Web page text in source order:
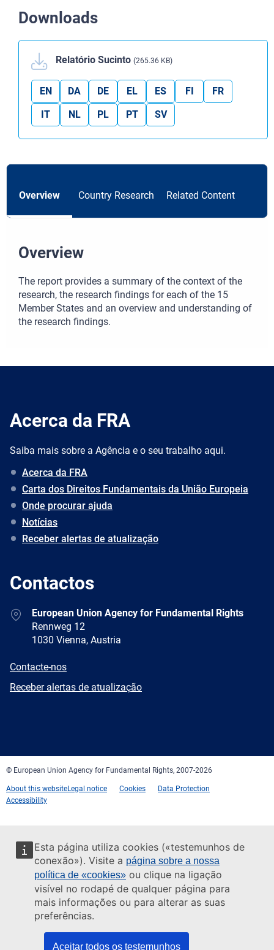
Esta página utiliza cookies («testemunhos de
conexão»). Visite a página sobre a nossa
política de «cookies» ou clique na ligação
visível no rodapé de qualquer página para
mais informações ou para alterar as suas
preferências.
Aceitar todos os testemunhos
Downloads
Relatório Sucinto (265.36 KB)
EN DA DE EL ES FI
FR
IT
NL PL PT SV
Overview Country Research Related Content
Overview
The report provides a summary of the context of the
research, the research findings for each of the 15
Member States and an overview and understanding of
the research findings.
Acerca da FRA
Saiba mais sobre a Agência e o seu trabalho aqui.
Acerca da FRA
Carta dos Direitos Fundamentais da União Europeia
Onde procurar ajuda
Notícias
Receber alertas de atualização
Contactos
AddressEuropean Union Agency for Fundamental Rights
Rennweg 12
1030 Vienna, Austria
E-
Contacte-nos
Newsletter
Receber alertas de atualização
© European Union Agency for Fundamental Rights, 2007-2026
About this websiteLegal notice Cookies
Data Protection
Accessibility